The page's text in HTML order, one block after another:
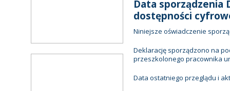
Data sporządzenia
dostępności
Niniejsze oświadczenie
Deklarację sporządzono na
przeszkolonego pracownika
Data ostatniego przeglądu i